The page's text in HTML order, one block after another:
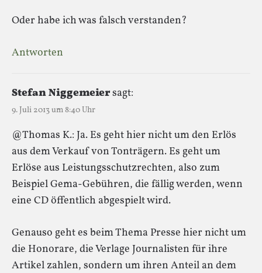
Oder habe ich was falsch verstanden?
Antworten
Stefan Niggemeiersagt:
9. Juli 2013 um 8:40 Uhr
@Thomas K.: Ja. Es geht hier nicht um den Erlös
aus dem Verkauf von Tonträgern. Es geht um
Erlöse aus Leistungsschutzrechten, also zum
Beispiel Gema-Gebühren, die fällig werden, wenn
eine CD öffentlich abgespielt wird.
Genauso geht es beim Thema Presse hier nicht um
die Honorare, die Verlage Journalisten für ihre
Artikel zahlen, sondern um ihren Anteil an dem